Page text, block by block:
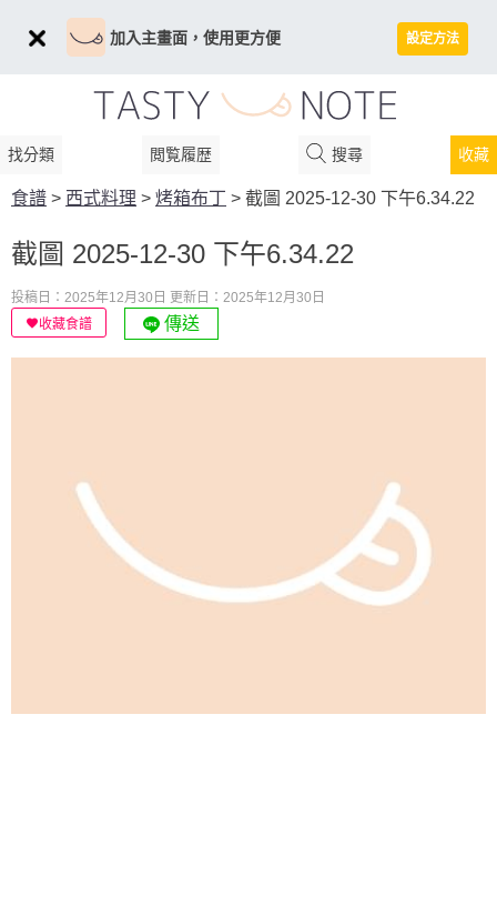
加入主畫面，使用更方便 設定方法
找分類 閲覧履歴 搜尋 收藏
食譜 > 西式料理 > 烤箱布丁 > 截圖 2025-12-30 下午6.34.22
截圖 2025-12-30 下午6.34.22
投稿日：2025年12月30日 更新日：2025年12月30日
收藏食譜
傳送